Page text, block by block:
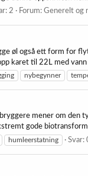
2 Forum: Generelt og
øl også ett form for
karet til 22L med
nybegynner
mener om
gode
humleerstatning Svar: